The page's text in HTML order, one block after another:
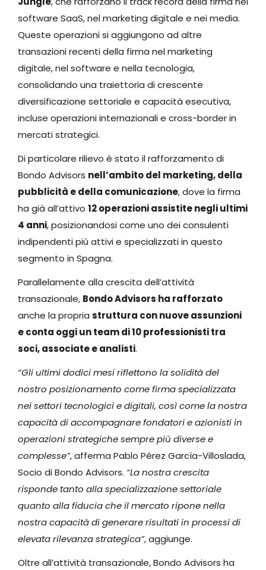
software SaaS, nel marketing digitale e nei media.
Queste operazioni si aggiungono ad altre
transazioni recenti della firma nel marketing
digitale, nel software e nella tecnologia,
consolidando una traiettoria di crescente
diversificazione settoriale e capacità esecutiva,
incluse operazioni internazionali e cross-border in
mercati strategici.
Di particolare rilievo è stato il rafforzamento di
Bondo Advisors nell’ambito del marketing, della
pubblicità e della comunicazione, dove la firma
ha già all’attivo 12 operazioni assistite negli ultimi
4 anni, posizionandosi come uno dei consulenti
indipendenti più attivi e specializzati in questo
segmento in Spagna.
Parallelamente alla crescita dell’attività
transazionale, Bondo Advisors ha rafforzato
anche la propria struttura con nuove assunzioni
e conta oggi un team di 10 professionisti tra
soci, associate e analisti.
“Gli ultimi dodici mesi riflettono la solidità del
nostro posizionamento come firma specializzata
nei settori tecnologici e digitali, così come la nostra
capacità di accompagnare fondatori e azionisti in
operazioni strategiche sempre più diverse e
complesse”, afferma Pablo Pérez García-Villoslada,
Socio di Bondo Advisors. “La nostra crescita
risponde tanto alla specializzazione settoriale
quanto alla fiducia che il mercato ripone nella
nostra capacità di generare risultati in processi di
elevata rilevanza strategica”, aggiunge.
Oltre all’attività transazionale, Bondo Advisors ha